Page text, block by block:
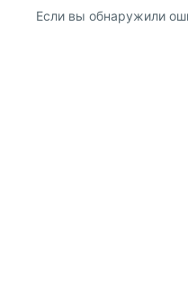
Если вы обнаружили